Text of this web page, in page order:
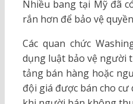
Nhiều bang tại Mỹ đã
rắn hơn để bảo vệ
Các quan chức
dụng luật bảo vệ người
tảng bán hàng hoặc
đội giá được bán cho cư